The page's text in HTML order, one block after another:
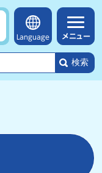
Language メニュー
検索